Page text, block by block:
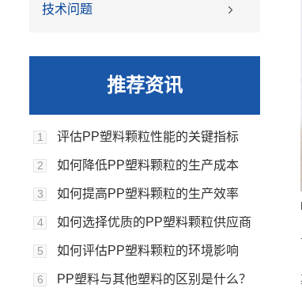
技术问题
推荐资讯
1 评估PP塑料颗粒性能的关键指标
2 如何降低PP塑料颗粒的生产成本
3 如何提高PP塑料颗粒的生产效率
4 如何选择优质的PP塑料颗粒供应商
5 如何评估PP塑料颗粒的环境影响
6 PP塑料与其他塑料的区别是什么？